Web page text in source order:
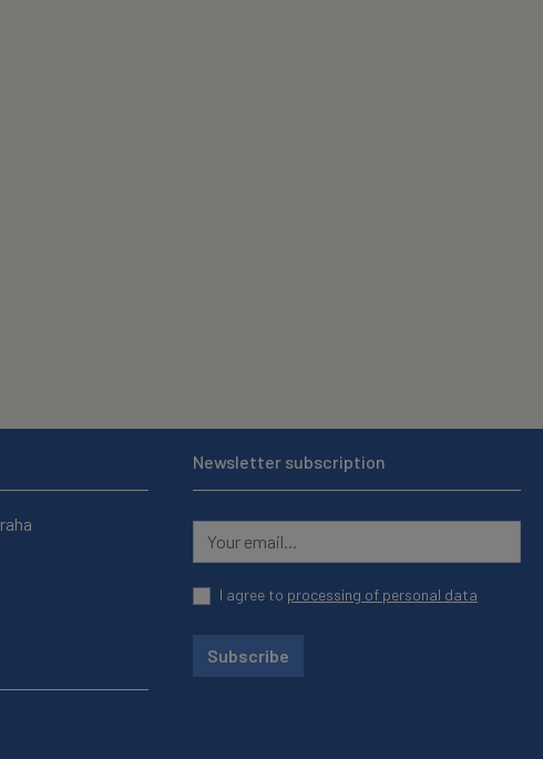
Newsletter subscription
I agree to processing of personal data
Subscribe